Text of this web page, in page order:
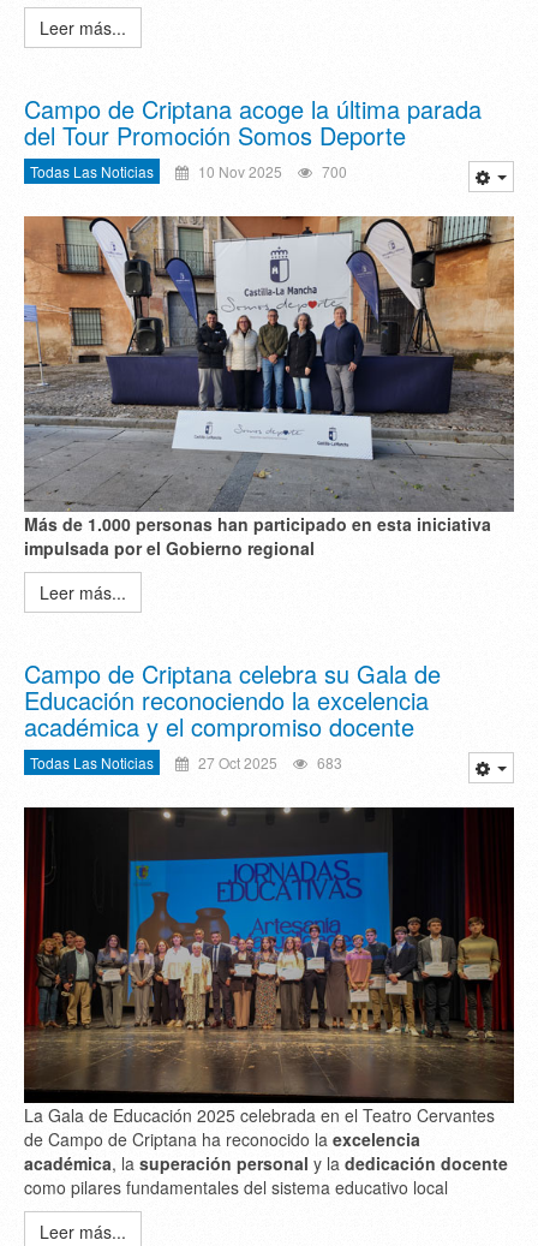
Leer más...
Campo de Criptana acoge la última parada
del Tour Promoción Somos Deporte
Todas Las Noticias 10 Nov 2025 700
Más de 1.000 personas han participado en esta iniciativa
impulsada por el Gobierno regional
Leer más...
Campo de Criptana celebra su Gala de
Educación reconociendo la excelencia
académica y el compromiso docente
Todas Las Noticias 27 Oct 2025 683
La Gala de Educación 2025 celebrada en el Teatro Cervantes
de Campo de Criptana ha reconocido la excelencia
académica, la superación personal y la dedicación docente
como pilares fundamentales del sistema educativo local
Leer más...